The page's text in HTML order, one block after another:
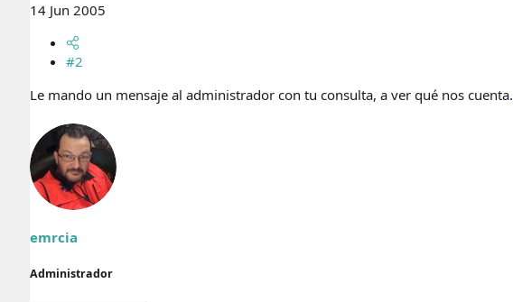
14 Jun 2005
#2
Le mando un mensaje al administrador con tu consulta, a ver qué nos cuenta.
emrcia
Administrador